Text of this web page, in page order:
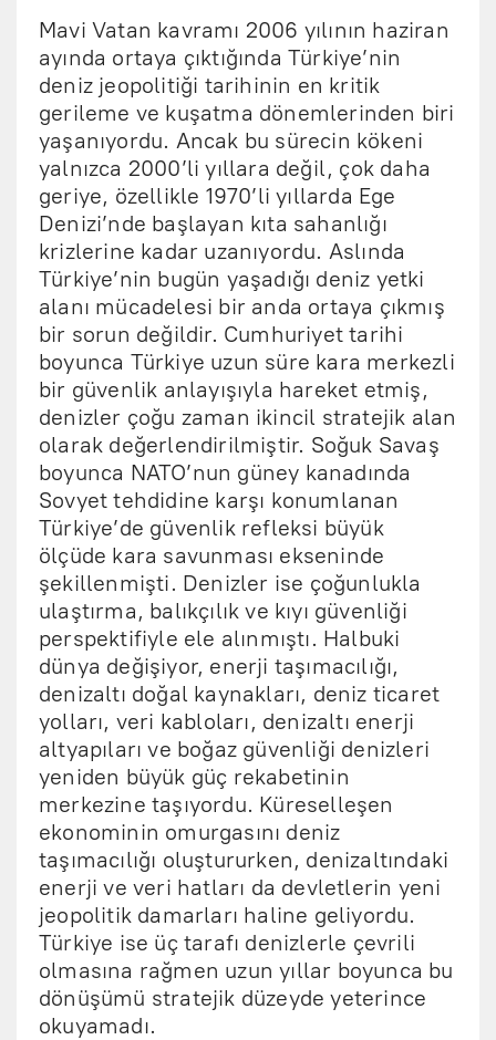
Mavi Vatan kavramı 2006 yılının haziran
ayında ortaya çıktığında Türkiye’nin
deniz jeopolitiği tarihinin en kritik
gerileme ve kuşatma dönemlerinden biri
yaşanıyordu. Ancak bu sürecin kökeni
yalnızca 2000’li yıllara değil, çok daha
geriye, özellikle 1970’li yıllarda Ege
Denizi’nde başlayan kıta sahanlığı
krizlerine kadar uzanıyordu. Aslında
Türkiye’nin bugün yaşadığı deniz yetki
alanı mücadelesi bir anda ortaya çıkmış
bir sorun değildir. Cumhuriyet tarihi
boyunca Türkiye uzun süre kara merkezli
bir güvenlik anlayışıyla hareket etmiş,
denizler çoğu zaman ikincil stratejik alan
olarak değerlendirilmiştir. Soğuk Savaş
boyunca NATO’nun güney kanadında
Sovyet tehdidine karşı konumlanan
Türkiye’de güvenlik refleksi büyük
ölçüde kara savunması ekseninde
şekillenmişti. Denizler ise çoğunlukla
ulaştırma, balıkçılık ve kıyı güvenliği
perspektifiyle ele alınmıştı. Halbuki
dünya değişiyor, enerji taşımacılığı,
denizaltı doğal kaynakları, deniz ticaret
yolları, veri kabloları, denizaltı enerji
altyapıları ve boğaz güvenliği denizleri
yeniden büyük güç rekabetinin
merkezine taşıyordu. Küreselleşen
ekonominin omurgasını deniz
taşımacılığı oluştururken, denizaltındaki
enerji ve veri hatları da devletlerin yeni
jeopolitik damarları haline geliyordu.
Türkiye ise üç tarafı denizlerle çevrili
olmasına rağmen uzun yıllar boyunca bu
dönüşümü stratejik düzeyde yeterince
okuyamadı.